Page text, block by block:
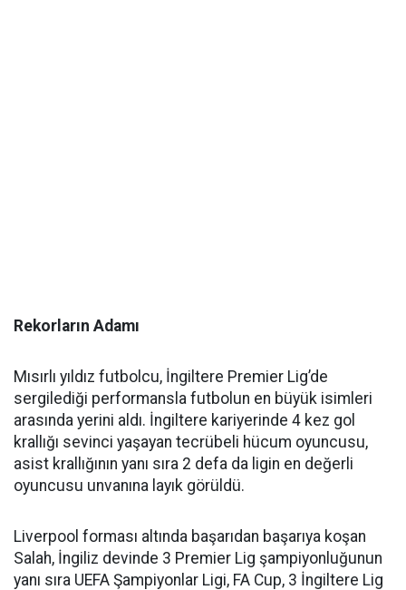
Rekorların Adamı
Mısırlı yıldız futbolcu, İngiltere Premier Lig’de
sergilediği performansla futbolun en büyük isimleri
arasında yerini aldı. İngiltere kariyerinde 4 kez gol
krallığı sevinci yaşayan tecrübeli hücum oyuncusu,
asist krallığının yanı sıra 2 defa da ligin en değerli
oyuncusu unvanına layık görüldü.
Liverpool forması altında başarıdan başarıya koşan
Salah, İngiliz devinde 3 Premier Lig şampiyonluğunun
yanı sıra UEFA Şampiyonlar Ligi, FA Cup, 3 İngiltere Lig